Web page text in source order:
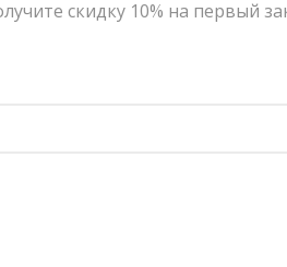
скидку 10% на первый